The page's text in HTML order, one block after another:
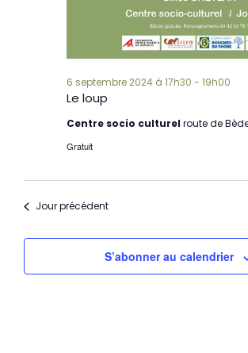
Le loup
6 septembre 2024 à 17h30 - 19h00
Centre socio culturel route de
Gratuit
Jour précédent
S’abonner au calendrier